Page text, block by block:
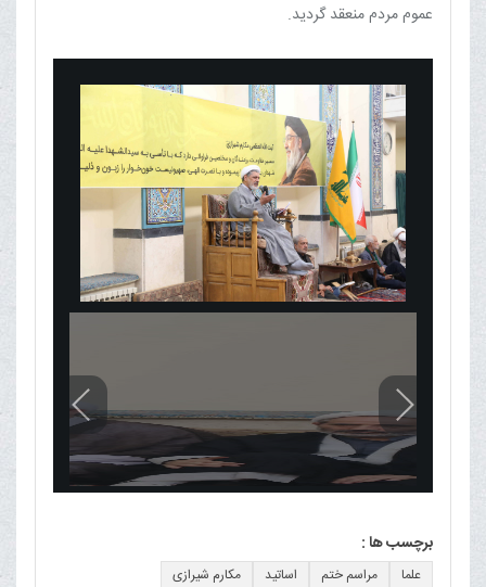
عموم مردم منعقد گردید.
برچسب ها :
علما مراسم ختم اساتید
مکارم شیرازی